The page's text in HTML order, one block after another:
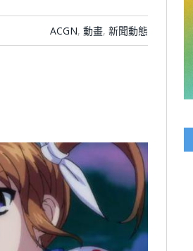
ACGN, 動畫, 新聞動態